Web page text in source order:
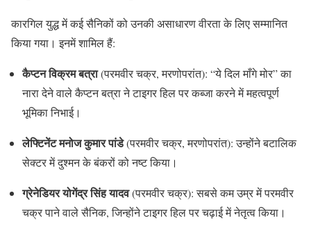
कारगिल युद्ध में कई सैनिकों को उनकी असाधारण वीरता के लिए सम्मानित
किया गया। इनमें शामिल हैं:
कैप्टन विक्रम बत्रा(परमवीर चक्र, मरणोपरांत): “ये दिल माँगे मोर” का
नारा देने वाले कैप्टन बत्रा ने टाइगर हिल पर कब्जा करने में महत्वपूर्ण
भूमिका निभाई।
लेफ्टिनेंट मनोज कुमार पांडे(परमवीर चक्र, मरणोपरांत): उन्होंने बटालिक
सेक्टर में दुश्मन के बंकरों को नष्ट किया।
ग्रेनेडियर योगेंद्र सिंह यादव(परमवीर चक्र): सबसे कम उम्र में परमवीर
चक्र पाने वाले सैनिक, जिन्होंने टाइगर हिल पर चढ़ाई में नेतृत्व किया।